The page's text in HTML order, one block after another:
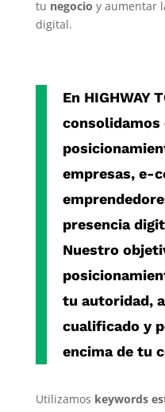
tu negocio y aumentar
digital.
En HIGHWAY
consolidamos
empresas, e-
presencia
Nuestro
tu autoridad,
cualificado y
encima de tu
Utilizamos keywords